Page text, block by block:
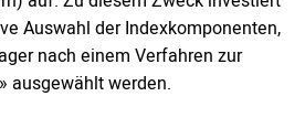
Auswahl der Indexkomponenten,
nach einem Verfahren zur
ausgewählt werden.